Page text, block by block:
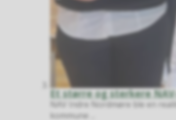
Et større og sterkere
NAV Indre Nordmøre ble en
kommune ...